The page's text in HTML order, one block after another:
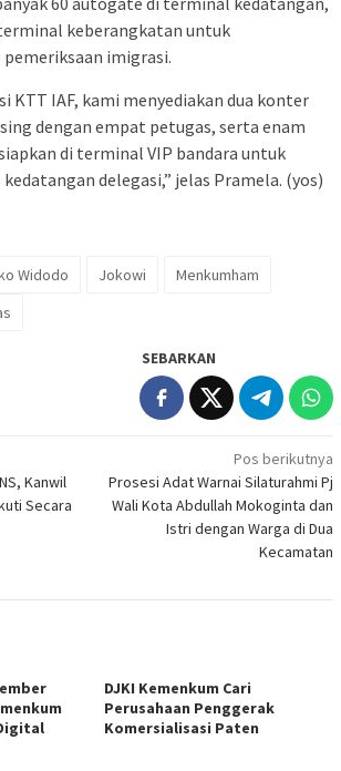
keberangkatan untuk
imigrasi.
KTT IAF, kami menyediakan dua konter
dengan empat petugas, serta enam
di terminal VIP bandara untuk
delegasi,” jelas Pramela. (yos)
Widodo Jokowi
Menkumham
SEBARKAN
Kanwil
Secara
Pos berikutnya
Prosesi Adat Warnai Silaturahmi Pj
Wali Kota Abdullah Mokoginta dan
Istri dengan Warga di Dua
Kecamatan
DJKI Kemenkum Cari
Perusahaan Penggerak
Komersialisasi Paten